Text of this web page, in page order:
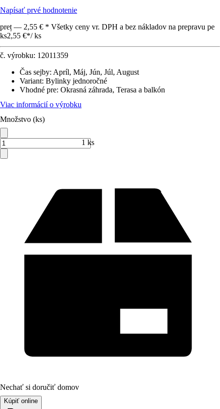
Napísať prvé hodnotenie
preț — 2,55 € * Všetky ceny vr. DPH a bez nákladov na prepravu pe
ks2,55 €*/ ks
č. výrobku: 12011359
Čas sejby: Apríl, Máj, Jún, Júl, August
Variant: Bylinky jednoročné
Vhodné pre: Okrasná záhrada, Terasa a balkón
Viac informácií o výrobku
Množstvo (ks)
1 ks
Nechať si doručiť domov
Kúpiť online